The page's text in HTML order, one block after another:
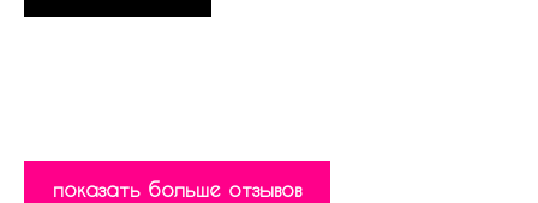
показать больше отзывов